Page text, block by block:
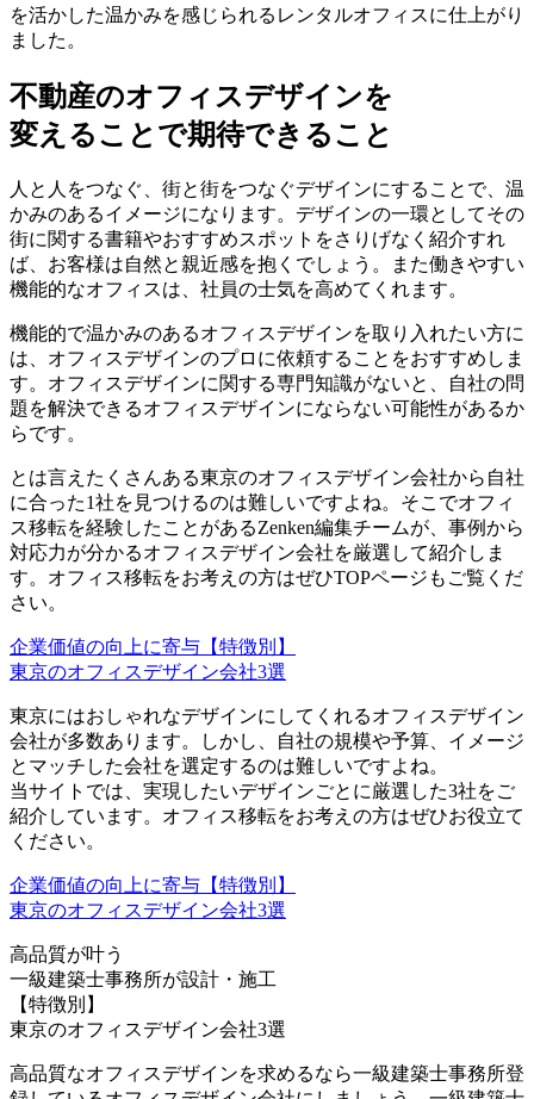
を活かした温かみを感じられるレンタルオフィスに仕上がり
ました。
不動産のオフィスデザインを
変えることで期待できること
人と人をつなぐ、街と街をつなぐデザインにすることで、温
かみのあるイメージになります。 デザインの一環としてその
街に関する書籍やおすすめスポットをさりげなく紹介すれ
ば、お客様は自然と親近感を抱くでしょう。また働きやすい
機能的なオフィスは、社員の士気を高めてくれます。
機能的で温かみのあるオフィスデザインを取り入れたい方に
は、オフィスデザインのプロに依頼することをおすすめしま
す。オフィスデザインに関する専門知識がないと、自社の問
題を解決できるオフィスデザインにならない可能性があるか
らです。
とは言えたくさんある東京のオフィスデザイン会社から自社
に合った1社を見つけるのは難しいですよね。そこでオフィ
ス移転を経験したことがあるZenken編集チームが、事例から
対応力が分かるオフィスデザイン会社を厳選して紹介しま
す。オフィス移転をお考えの方はぜひTOPページもご覧くだ
さい。
企業価値の向上に寄与【特徴別】
東京のオフィスデザイン会社3選
東京にはおしゃれなデザインにしてくれるオフィスデザイン
会社が多数あります。しかし、
自社の規模や予算、イメージ
とマッチした会社を選定するのは難しいですよね。
当サイトでは、 実現したいデザインごとに厳選した3社をご
紹介しています。オフィス移転をお考えの方はぜひお役立て
ください。
企業価値の向上に寄与【特徴別】
東京のオフィスデザイン会社3選
高品質が叶う
一級建築士事務所が設計・施工
【特徴別】
東京のオフィスデザイン会社3選
高品質なオフィスデザインを求めるなら一級建築士事務所登